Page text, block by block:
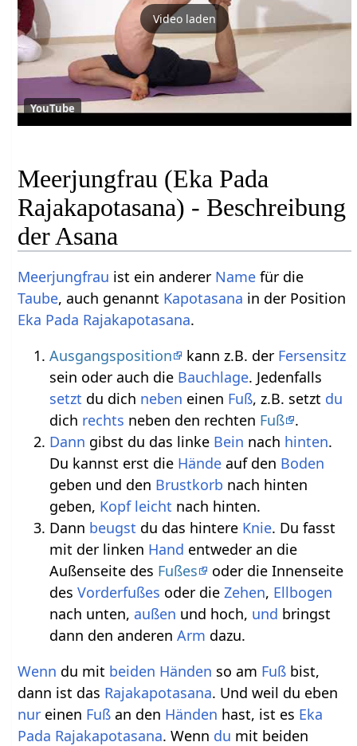
Video laden
YouTube
Meerjungfrau (Eka Pada
Rajakapotasana) - Beschreibung
der Asana
Meerjungfrau ist ein anderer Name für die
Taube, auch genannt Kapotasana in der Position
Eka Pada Rajakapotasana.
Ausgangsposition
kann z.B. der Fersensitz
sein oder auch die Bauchlage. Jedenfalls
setzt du dich neben einen Fuß, z.B. setzt du
dich rechts neben den rechten Fuß .
Dann gibst du das linke Bein nach hinten.
Du kannst erst die Hände auf den Boden
geben und den Brustkorb nach hinten
geben, Kopf leicht nach hinten.
Dann beugst du das hintere Knie. Du fasst
mit der linken Hand entweder an die
Außenseite des Fußes
oder die Innenseite
desVorderfußes oder dieZehen, Ellbogen
nach unten, außen und hoch, und bringst
dann den anderenArm dazu.
Wenn du mit beiden Händen so am Fuß bist,
dann ist das Rajakapotasana. Und weil du eben
nur einen Fuß an den Händen hast, ist es Eka
Pada Rajakapotasana. Wenn du mit beiden